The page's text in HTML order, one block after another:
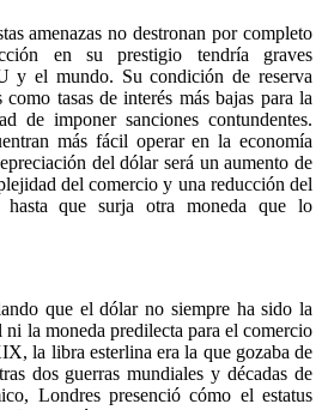
amenazas no destronan por completo
en su prestigio tendría graves
y el mundo. Su condición de reserva
tasas de interés más bajas para la
de imponer sanciones contundentes.
más fácil operar en la economía
del dólar será un aumento de
del comercio y una reducción del
que surja otra moneda que lo
que el dólar no siempre ha sido la
ni la moneda predilecta para el comercio
la libra esterlina era la que gozaba de
dos guerras mundiales y décadas de
Londres presenció cómo el estatus